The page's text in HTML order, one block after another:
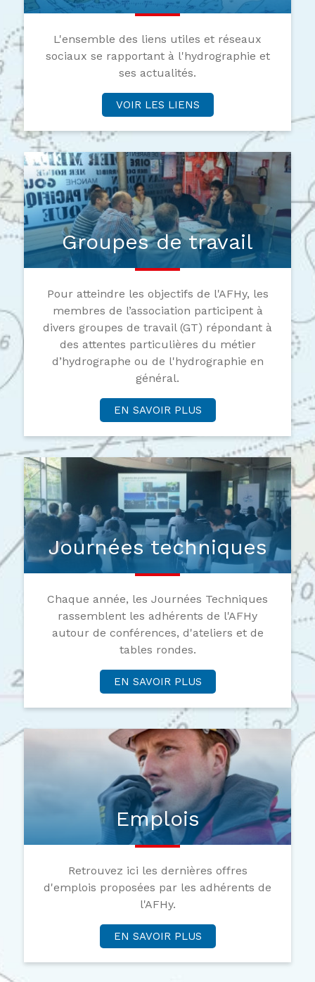
L'ensemble des liens utiles et réseaux
sociaux se rapportant à l'hydrographie et
ses actualités.
VOIR LES LIENS
Groupes de travail
Pour atteindre les objectifs de l'AFHy, les
membres de l’association participent à
divers groupes de travail (GT) répondant à
des attentes particulières du métier
d’hydrographe ou de l'hydrographie en
général.
EN SAVOIR PLUS
Journées techniques
Chaque année, les Journées Techniques
rassemblent les adhérents de l'AFHy
autour de conférences, d'ateliers et de
tables rondes.
EN SAVOIR PLUS
Emplois
Retrouvez ici les dernières offres
d'emplois proposées par les adhérents de
l'AFHy.
EN SAVOIR PLUS